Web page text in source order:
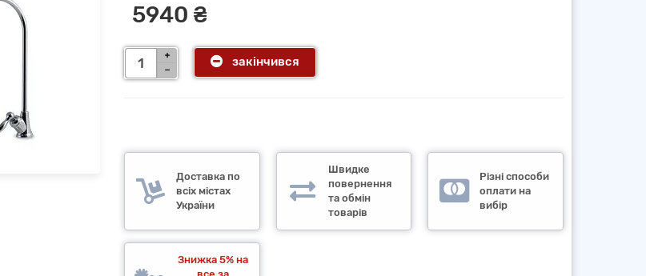
5940 ₴
закінчився
Доставка по
всіх містах
України
Швидке
повернення
та обмін
товарів
Різні способи
оплати на
вибір
Знижка 5% на